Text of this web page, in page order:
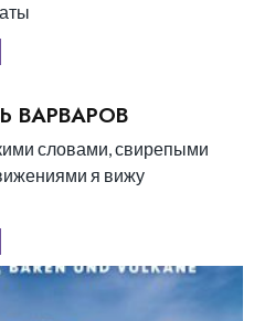
ВАРВАРОВ
словами, свирепыми
я вижу